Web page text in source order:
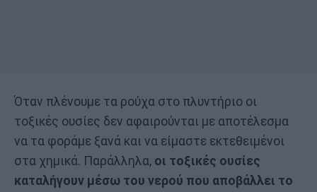
Όταν πλένουμε τα ρούχα στο πλυντήριο οι
τοξικές ουσίες δεν αφαιρούνται με αποτέλεσμα
να τα φοράμε ξανά και να είμαστε εκτεθειμένοι
στα χημικά. Παράλληλα, οι τοξικές ουσίες
καταλήγουν μέσω του νερού που αποβάλλει το